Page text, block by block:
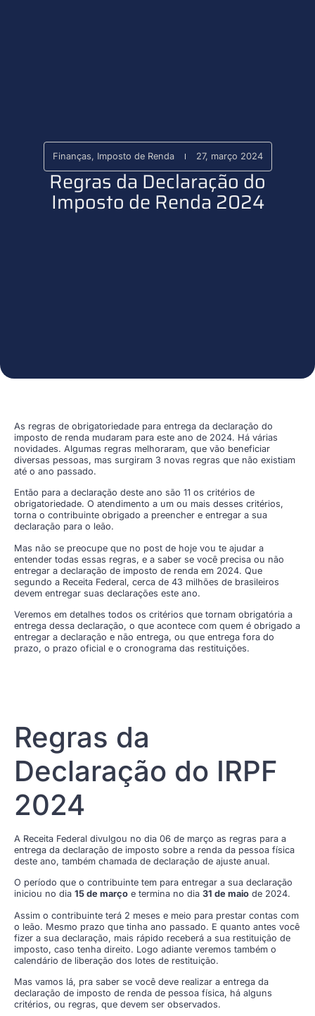
Finanças, Imposto de Renda 27, março 2024
Regras da Declaração do
Imposto de Renda 2024
As regras de obrigatoriedade para entrega da declaração do
imposto de renda mudaram para este ano de 2024. Há várias
novidades. Algumas regras melhoraram, que vão beneficiar
diversas pessoas, mas surgiram 3 novas regras que não existiam
até o ano passado.
Então para a declaração deste ano são 11 os critérios de
obrigatoriedade. O atendimento a um ou mais desses critérios,
torna o contribuinte obrigado a preencher e entregar a sua
declaração para o leão.
Mas não se preocupe que no post de hoje vou te ajudar a
entender todas essas regras, e a saber se você precisa ou não
entregar a declaração de imposto de renda em 2024. Que
segundo a Receita Federal, cerca de 43 milhões de brasileiros
devem entregar suas declarações este ano.
Veremos em detalhes todos os critérios que tornam obrigatória a
entrega dessa declaração, o que acontece com quem é obrigado a
entregar a declaração e não entrega, ou que entrega fora do
prazo, o prazo oficial e o cronograma das restituições.
Regras da
Declaração do IRPF
2024
A Receita Federal divulgou no dia 06 de março as regras para a
entrega da declaração de imposto sobre a renda da pessoa física
deste ano, também chamada de declaração de ajuste anual.
O período que o contribuinte tem para entregar a sua declaração
iniciou no dia 15 de março e termina no dia 31 de maio de 2024.
Assim o contribuinte terá 2 meses e meio para prestar contas com
o leão. Mesmo prazo que tinha ano passado. E quanto antes você
fizer a sua declaração, mais rápido receberá a sua restituição de
imposto, caso tenha direito. Logo adiante veremos também o
calendário de liberação dos lotes de restituição.
Mas vamos lá, pra saber se você deve realizar a entrega da
declaração de imposto de renda de pessoa física, há alguns
critérios, ou regras, que devem ser observados.